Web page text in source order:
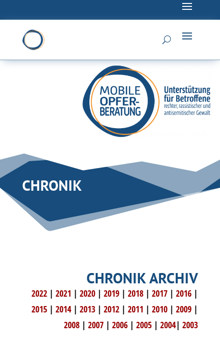
CHRONIK
CHRONIK ARCHIV
2022 |2021 |2020 |2019 |2018 |2017 |2016 |
2015 |2014 |2013 |2012 |2011 |2010 |2009 |
2008 |2007 |2006 |2005 |2004|2003